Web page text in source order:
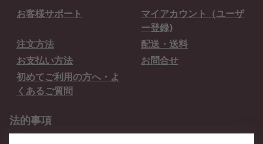
お客様サポート
マイアカウント（ユーザ
ー登録)
注文方法
配送・送料
お支払い方法
お問合せ
初めてご利用の方へ・よ
くあるご質問
法的事項